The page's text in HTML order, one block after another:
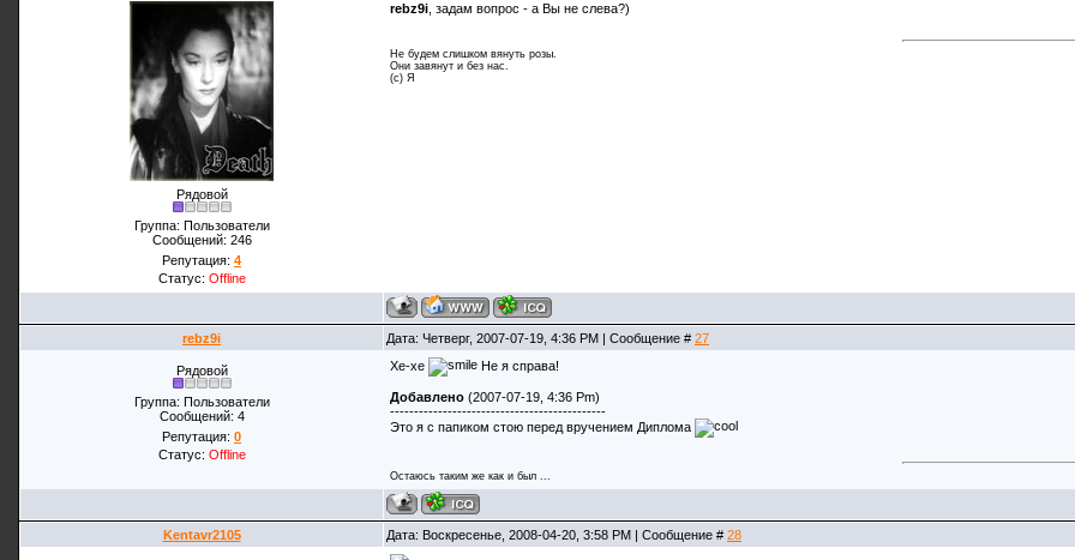
Рядовой
Группа: Пользователи
Сообщений: 246
Репутация: 4
Статус: Offline
rebz9i , задам вопрос - а Вы не слева?)
Не будем слишком вянуть розы.
Они завянут и без нас.
(с) Я
rebz9i Дата: Четверг, 2007-07-19, 4:36 PM | Сообщение # 27
Рядовой
Группа: Пользователи
Сообщений: 4
Репутация: 0
Статус: Offline
Хе-хе Не я справа!
Добавлено (2007-07-19, 4:36 Pm)
---------------------------------------------
Это я с папиком стою перед вручением Диплома
Остаюсь таким же как и был ...
Kentavr2105 Дата: Воскресенье, 2008-04-20, 3:58 PM | Сообщение # 28